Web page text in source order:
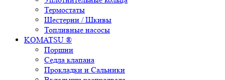
Термостаты
Шестерни / Шкивы
Топливные насосы
KOMATSU ®
Поршни
Седла клапана
Прокладки и Сальники